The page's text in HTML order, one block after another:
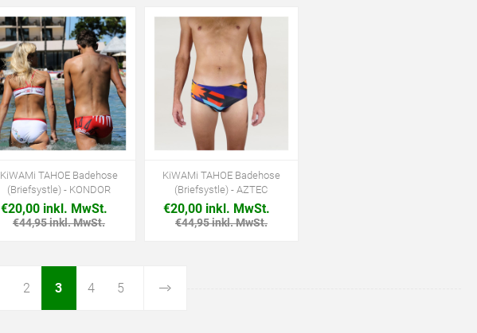
KiWAMi TAHOE Badehose
(Briefsystle) - KONDOR
€20,00 inkl. MwSt.
€44,95 inkl. MwSt.
KiWAMi TAHOE Badehose
(Briefsystle) - AZTEC
€20,00 inkl. MwSt.
€44,95 inkl. MwSt.
2 3 4 5